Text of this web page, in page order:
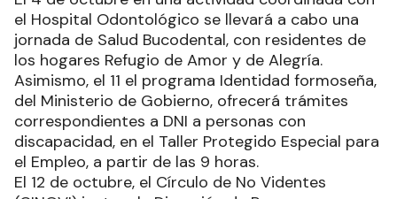
el Hospital Odontológico se llevará a cabo una
jornada de Salud Bucodental, con residentes de
los hogares Refugio de Amor y de Alegría.
Asimismo, el 11 el programa Identidad formoseña,
del Ministerio de Gobierno, ofrecerá trámites
correspondientes a DNI a personas con
discapacidad, en el Taller Protegido Especial para
el Empleo, a partir de las 9 horas.
El 12 de octubre, el Círculo de No Videntes